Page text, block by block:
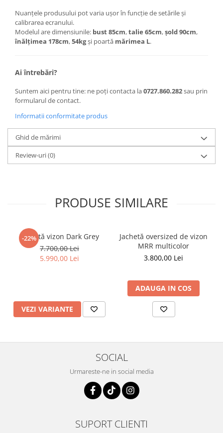
Nuanțele produsului pot varia ușor în funcție de setările și
calibrarea ecranului.
Modelul are dimensiunile: bust 85cm,talie 65cm,șold 90cm,
înălțimea 178cm,54kgși poartă mărimea L.
Ai întrebări?
Suntem aici pentru tine: ne poți contacta la0727.860.282sau prin
formularul de contact.
Informatii conformitate produs
Ghid de mărimi
Review-uri(0)
PRODUSE SIMILARE
-22%
Jachetă vizon Dark Grey
7.700,00 Lei
5.990,00 Lei
VEZI VARIANTE
Jachetă oversized de vizon
MRR multicolor
3.800,00 Lei
ADAUGA IN COS
SOCIAL
Urmareste-ne in social media
SUPORT CLIENTI